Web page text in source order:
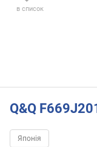
в список
Q&Q
Японія